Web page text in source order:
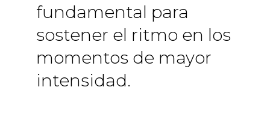
fundamental para
sostener el ritmo en los
momentos de mayor
intensidad.